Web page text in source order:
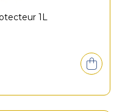
1L